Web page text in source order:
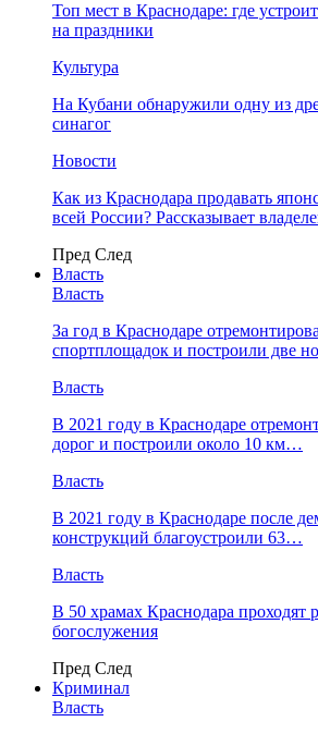
Топ мест в Краснодаре: где
на праздники
Культура
На Кубани обнаружили одну из
синагог
Новости
Как из Краснодара продавать
всей России? Рассказывает
Пред След
Власть
Власть
За год в Краснодаре
спортплощадок и построили две
Власть
В 2021 году в Краснодаре
дорог и построили около 10 км…
Власть
В 2021 году в Краснодаре после
конструкций благоустроили 63…
Власть
В 50 храмах Краснодара проходят
богослужения
Пред След
Криминал
Власть